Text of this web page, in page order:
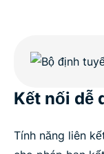
Kết nối dễ
Tính năng liên